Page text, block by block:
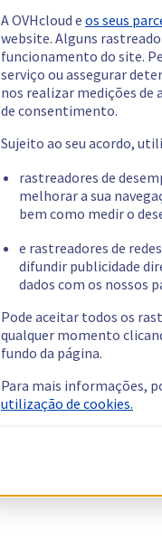
A OVHcloud e os seus
website. Alguns
funcionamento do site.
serviço ou assegurar
nos realizar medições de
de consentimento.
Sujeito ao seu acordo,
rastreadores de
melhorar a sua
bem como medir o
e rastreadores de
difundir publicidade
dados com os nossos
Pode aceitar todos os
qualquer momento
fundo da página.
Para mais informações,
utilização de cookies.